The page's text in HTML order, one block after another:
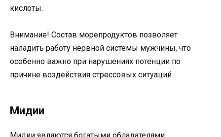
кислоты.
Внимание! Состав морепродуктов позволяет
наладить работу нервной системы мужчины, что
особенно важно при нарушениях потенции по
причине воздействия стрессовых ситуаций
Мидии